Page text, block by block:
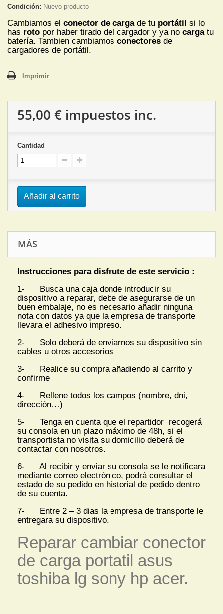
Condición: Nuevo producto
Cambiamos el conector de cargade tu portátil si lo
has roto por haber tirado del cargador y ya no cargatu
batería. Tambien cambiamos conectores de
cargadores de portátil.
Imprimir
55,00 € impuestos inc.
Cantidad
Añadir al carrito
MÁS
Instrucciones para disfrute de este servicio :
1- Busca una caja donde introducir su
dispositivo a reparar, debe de asegurarse de un
buen embalaje, no es necesario añadir ninguna
nota con datos ya que la empresa de transporte
llevara el adhesivo impreso.
2- Solo deberá de enviarnos su dispositivo sin
cables u otros accesorios
3- Realice su compra añadiendo al carrito y
confirme
4- Rellene todos los campos (nombre, dni,
dirección…)
5- Tenga en cuenta que el repartidor recogerá
su consola en un plazo máximo de 48h, si el
transportista no visita su domicilio deberá de
contactar con nosotros.
6- Al recibir y enviar su consola se le notificara
mediante correo electrónico, podrá consultar el
estado de su pedido en historial de pedido dentro
de su cuenta.
7- Entre 2 – 3 dias la empresa de transporte le
entregara su dispositivo.
Reparar cambiar conector
de carga portatil asus
toshiba lg sony hp acer.